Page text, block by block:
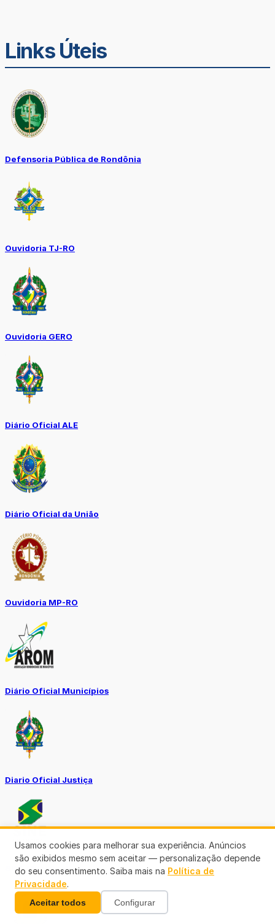
Links Úteis
Defensoria Pública de Rondônia
Ouvidoria TJ-RO
Ouvidoria GERO
Diário Oficial ALE
Diário Oficial da União
Ouvidoria MP-RO
Diário Oficial Municípios
Diario Oficial Justiça
SINE Municipal
Usamos cookies para melhorar sua experiência. Anúncios
são exibidos mesmo sem aceitar — personalização depende
do seu consentimento. Saiba mais na Política de
Privacidade.
Aceitar todos Configurar